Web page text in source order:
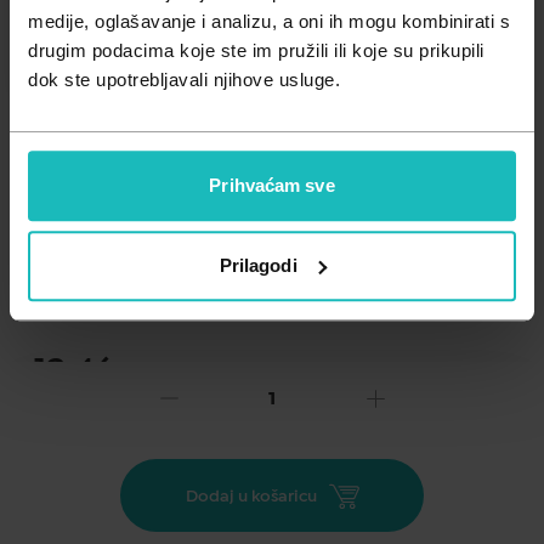
medije, oglašavanje i analizu, a oni ih mogu kombinirati s
drugim podacima koje ste im pružili ili koje su prikupili
dok ste upotrebljavali njihove usluge.
Prihvaćam sve
Prilagodi
Zdravlje muškarca
Zdravlje žene
Minerali
Probiotici i prebiotici
Važna obavijest prema Zakonu o zaštiti potrošača..
13,46
Magnezij doprinosi ravnoteži elektrolita, normalnoj funkciji
mišića i normalnom funkcioniranju živčanog sustava; vitamin
Dodaj u košaricu